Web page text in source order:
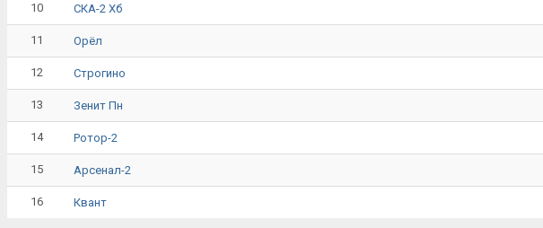
10 СКА-2 Хб
11 Орёл
12 Строгино
13 Зенит Пн
14 Ротор-2
15 Арсенал-2
16 Квант